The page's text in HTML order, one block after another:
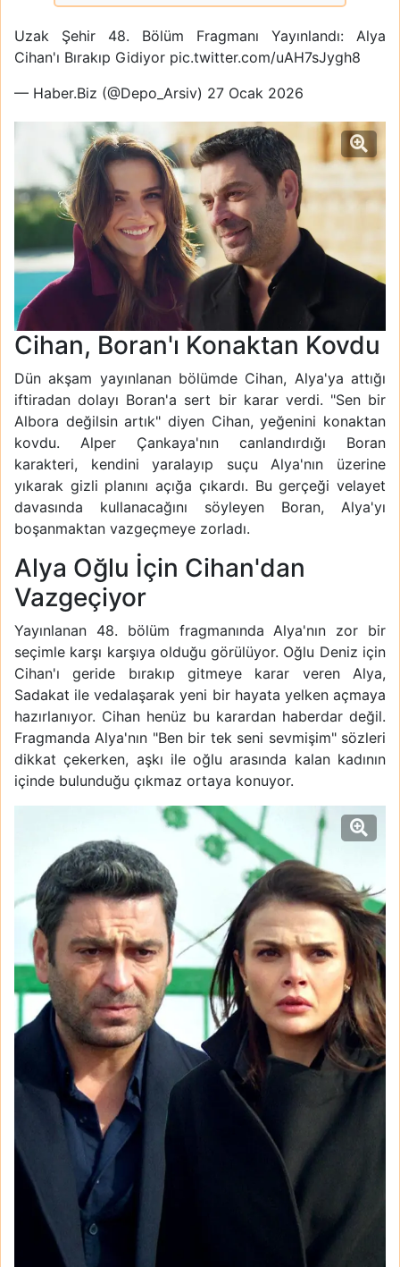
Uzak Şehir 48. Bölüm Fragmanı Yayınlandı: Alya
Cihan'ı Bırakıp Gidiyor pic.twitter.com/uAH7sJygh8
— Haber.Biz (@Depo_Arsiv) 27 Ocak 2026
Cihan, Boran'ı Konaktan Kovdu
Dün akşam yayınlanan bölümde Cihan, Alya'ya attığı
iftiradan dolayı Boran'a sert bir karar verdi. "Sen bir
Albora değilsin artık" diyen Cihan, yeğenini konaktan
kovdu. Alper Çankaya'nın canlandırdığı Boran
karakteri, kendini yaralayıp suçu Alya'nın üzerine
yıkarak gizli planını açığa çıkardı. Bu gerçeği velayet
davasında kullanacağını söyleyen Boran, Alya'yı
boşanmaktan vazgeçmeye zorladı.
Alya Oğlu İçin Cihan'dan
Vazgeçiyor
Yayınlanan 48. bölüm fragmanında Alya'nın zor bir
seçimle karşı karşıya olduğu görülüyor. Oğlu Deniz için
Cihan'ı geride bırakıp gitmeye karar veren Alya,
Sadakat ile vedalaşarak yeni bir hayata yelken açmaya
hazırlanıyor. Cihan henüz bu karardan haberdar değil.
Fragmanda Alya'nın "Ben bir tek seni sevmişim" sözleri
dikkat çekerken, aşkı ile oğlu arasında kalan kadının
içinde bulunduğu çıkmaz ortaya konuyor.